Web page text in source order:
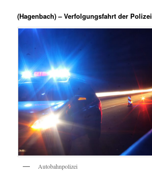
(Hagenbach) – Verfolgungsfahrt der Polizei
Autobahnpolizei